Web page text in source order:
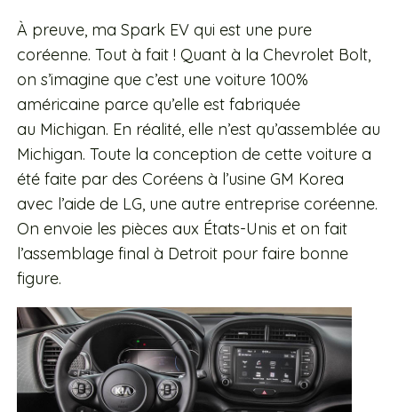
À preuve, ma Spark EV qui est une pure
coréenne. Tout à fait ! Quant à la Chevrolet Bolt,
on s’imagine que c’est une voiture 100%
américaine parce qu’elle est fabriquée
au Michigan. En réalité, elle n’est qu’assemblée au
Michigan. Toute la conception de cette voiture a
été faite par des Coréens à l’usine GM Korea
avec l’aide de LG, une autre entreprise coréenne.
On envoie les pièces aux États-Unis et on fait
l’assemblage final à Detroit pour faire bonne
figure.